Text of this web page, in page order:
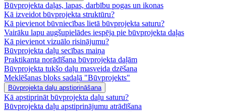
Būvprojekta daļas, lapas, darbību pogas un ikonas
Kā izveidot būvprojekta struktūru?
Kā pievienot būvniecības lietā būvprojekta saturu?
Vairāku lapu augšupielādes iespēja pie būvprojekta daļas
Kā pievienot vizuālo risinājumu?
Būvprojekta daļu secības maiņa
Praktikanta norādīšana būvprojekta daļām
Būvprojekta tukšo daļu masveida dzēšana
Meklēšanas bloks sadaļā "Būvprojekts"
Būvprojekta daļu apstiprināšana
Kā apstiprināt būvprojekta daļu saturu?
Būvprojekta daļu apstiprinājumu atrādīšana